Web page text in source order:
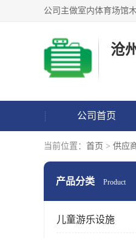
沧
公司首页
当前位置： 首页 > 供应
产品分类 Product
儿童游乐设施